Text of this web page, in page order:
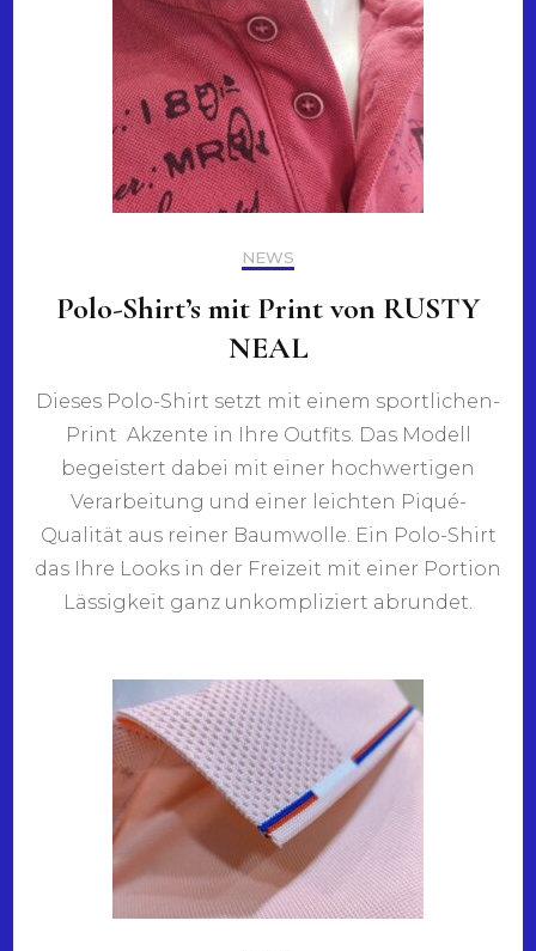
NEWS
Polo-Shirt’s mit Print von RUSTY
NEAL
Dieses Polo-Shirt setzt mit einem sportlichen-
Print Akzente in Ihre Outfits. Das Modell
begeistert dabei mit einer hochwertigen
Verarbeitung und einer leichten Piqué-
Qualität aus reiner Baumwolle. Ein Polo-Shirt
das Ihre Looks in der Freizeit mit einer Portion
Lässigkeit ganz unkompliziert abrundet.